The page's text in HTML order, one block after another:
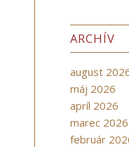
ARCHÍV
august
máj 2026
apríl 2026
marec 2026
február